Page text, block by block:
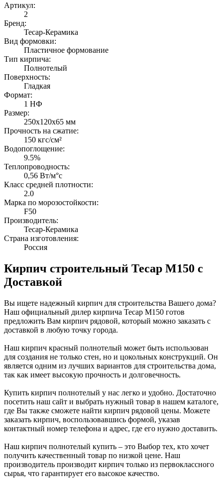
Артикул:
2
Бренд:
Тесар-Керамика
Вид формовки:
Пластичное формование
Тип кирпича:
Полнотелый
Поверхность:
Гладкая
Формат:
1 НФ
Размер:
250х120х65 мм
Прочность на сжатие:
150 кгс/см²
Водопоглощение:
9.5%
Теплопроводность:
0,56 Вт/м°с
Класс средней плотности:
2.0
Марка по морозостойкости:
F50
Производитель:
Тесар-Керамика
Страна изготовления:
Россия
Кирпич строительный Тесар М150 с
Доставкой
Вы ищете надежный кирпич для строительства Вашего дома?
Наш официальный дилер кирпича Тесар М150 готов
предложить Вам кирпич рядовой, который можно заказать с
доставкой в любую точку города.
Наш кирпич красный полнотелый может быть использован
для создания не только стен, но и цокольных конструкций. Он
является одним из лучших вариантов для строительства дома,
так как имеет высокую прочность и долговечность.
Купить кирпич полнотелый у нас легко и удобно. Достаточно
посетить наш сайт и выбрать нужный товар в нашем каталоге,
где Вы также сможете найти кирпич рядовой цены. Можете
заказать кирпич, воспользовавшись формой, указав
контактный номер телефона и адрес, где его нужно доставить.
Наш кирпич полнотелый купить – это Выбор тех, кто хочет
получить качественный товар по низкой цене. Наш
производитель производит кирпич только из первоклассного
сырья, что гарантирует его высокое качество.